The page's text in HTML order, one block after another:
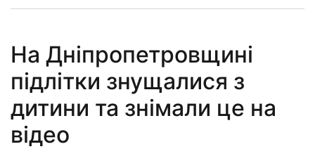
На Дніпропетровщині
підлітки знущалися з
дитини та знімали це на
відео